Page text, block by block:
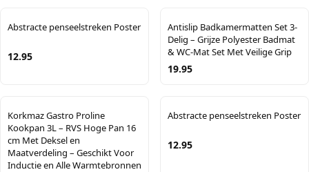
Abstracte penseelstreken Poster
12.95
Antislip Badkamermatten Set 3-
Delig – Grijze Polyester Badmat
& WC-Mat Set Met Veilige Grip
19.95
Korkmaz Gastro Proline
Kookpan 3L – RVS Hoge Pan 16
cm Met Deksel en
Maatverdeling – Geschikt Voor
Inductie en Alle Warmtebronnen
Abstracte penseelstreken Poster
12.95